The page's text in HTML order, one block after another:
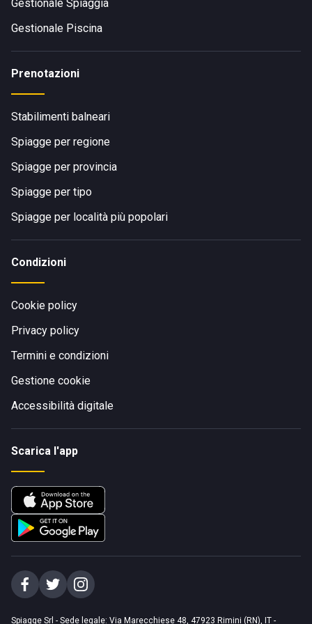
In bicicletta e a piedi:
Gestionale Spiaggia
Gestionale Piscina
Prenotazioni
Stabilimenti balneari
Spiagge per regione
Spiagge per provincia
Spiagge per tipo
Spiagge per località più popolari
Condizioni
Cookie policy
Privacy policy
Termini e condizioni
Gestione cookie
Accessibilità digitale
Scarica l'app
Spiagge Srl - Sede legale: Via Marecchiese 48, 47923 Rimini (RN), IT -